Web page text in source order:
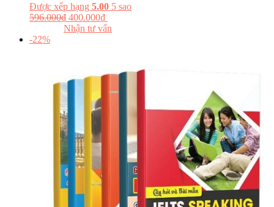
Được xếp hạng 5.00 5 sao
596.000₫ 400.000₫
Nhận tư vấn
-22%